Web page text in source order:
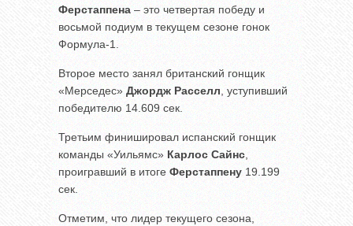
Ферстаппена – это четвертая победу и
восьмой подиум в текущем сезоне гонок
Формула-1.
Второе место занял британский гонщик
«Мерседес» Джордж Расселл, уступивший
победителю 14.609 сек.
Третьим финишировал испанский гонщик
команды «Уильямс» Карлос Сайнс,
проигравший в итоге Ферстаппену 19.199
сек.
Отметим, что лидер текущего сезона,